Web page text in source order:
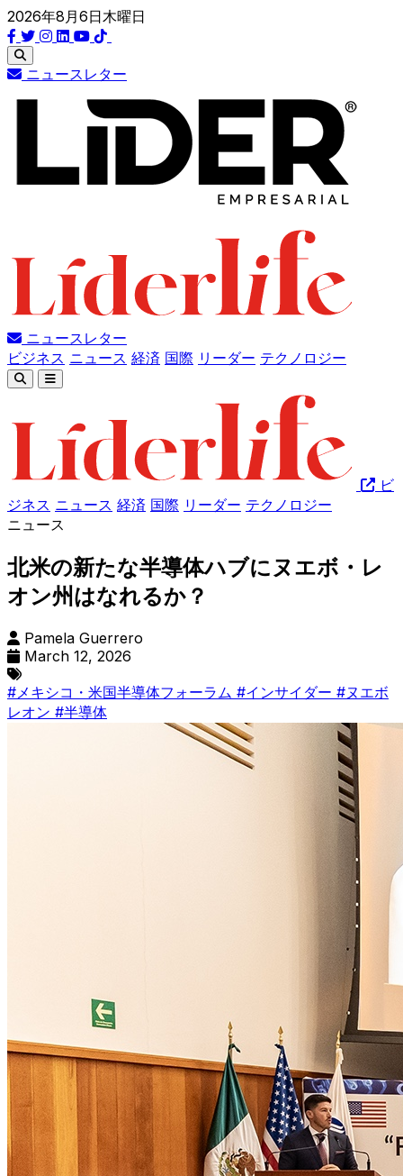
2026年8月6日木曜日
ニュースレター
ニュースレター
ビジネス ニュース 経済 国際 リーダー テクノロジー
ビ
ジネス ニュース 経済 国際 リーダー テクノロジー
ニュース
北米の新たな半導体ハブにヌエボ・レ
オン州はなれるか？
Pamela Guerrero
March 12, 2026
#メキシコ・米国半導体フォーラム #インサイダー #ヌエボ
レオン #半導体